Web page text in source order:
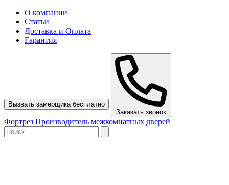
О компании
Статьи
Доставка и Оплата
Гарантия
Вызвать замерщика бесплатно
Заказать звонок
Фортрез Производитель межкомнатных дверей